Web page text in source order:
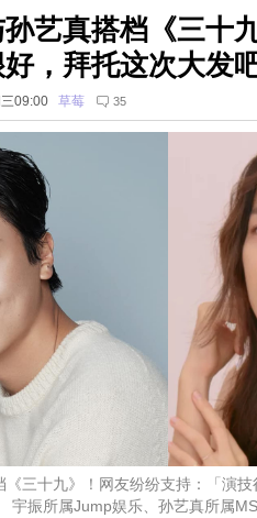
艺真搭档《三十
，拜托这次大发吧
09:00 草莓 35
《三十九》！网友纷纷支持：「演
宇振所属Jump娱乐、孙艺真所属